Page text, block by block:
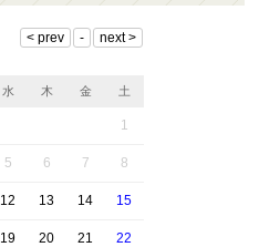
水 木 金 土
1
5 6 7 8
12 13 14 15
19 20 21 22